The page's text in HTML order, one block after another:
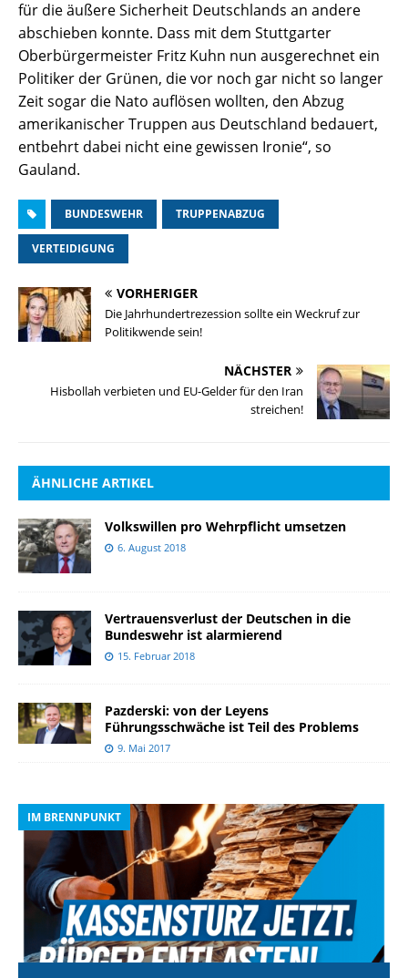
für die äußere Sicherheit Deutschlands an andere
abschieben konnte. Dass mit dem Stuttgarter
Oberbürgermeister Fritz Kuhn nun ausgerechnet ein
Politiker der Grünen, die vor noch gar nicht so langer
Zeit sogar die Nato auflösen wollten, den Abzug
amerikanischer Truppen aus Deutschland bedauert,
entbehrt dabei nicht eine gewissen Ironie“, so
Gauland.
BUNDESWEHR TRUPPENABZUG
VERTEIDIGUNG
VORHERIGER
Die Jahrhundertrezession sollte ein Weckruf zur
Politikwende sein!
NÄCHSTER
Hisbollah verbieten und EU-Gelder für den Iran
streichen!
ÄHNLICHE ARTIKEL
Volkswillen pro Wehrpflicht umsetzen
6. August 2018
Vertrauensverlust der Deutschen in die
Bundeswehr ist alarmierend
15. Februar 2018
Pazderski: von der Leyens
Führungsschwäche ist Teil des Problems
9. Mai 2017
IM BRENNPUNKT